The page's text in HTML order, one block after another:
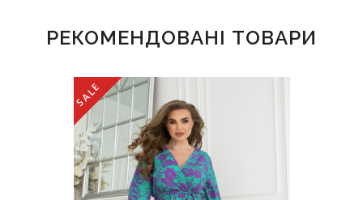
РЕКОМЕНДОВАНІ ТОВАРИ
SALE